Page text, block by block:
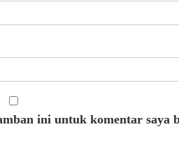
ini untuk komentar saya